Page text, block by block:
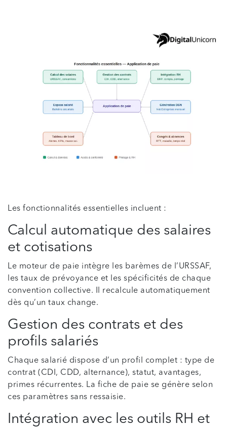
Les fonctionnalités essentielles incluent :
Calcul automatique des salaires
et cotisations
Le moteur de paie intègre les barèmes de l’URSSAF,
les taux de prévoyance et les spécificités de chaque
convention collective. Il recalcule automatiquement
dès qu’un taux change.
Gestion des contrats et des
profils salariés
Chaque salarié dispose d’un profil complet : type de
contrat (CDI, CDD, alternance), statut, avantages,
primes récurrentes. La fiche de paie se génère selon
ces paramètres sans ressaisie.
Intégration avec les outils RH et